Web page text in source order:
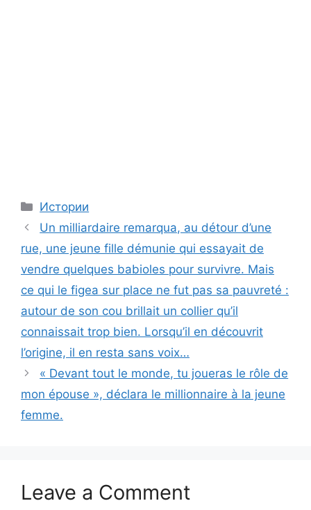
Categories
Истории
Un milliardaire remarqua, au détour d’une
rue, une jeune fille démunie qui essayait de
vendre quelques babioles pour survivre. Mais
ce qui le figea sur place ne fut pas sa pauvreté :
autour de son cou brillait un collier qu’il
connaissait trop bien. Lorsqu’il en découvrit
l’origine, il en resta sans voix…
« Devant tout le monde, tu joueras le rôle de
mon épouse », déclara le millionnaire à la jeune
femme.
Leave a Comment